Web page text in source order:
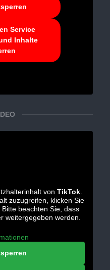
Service
Inhalte
von TikTok.
zuzugreifen, klicken Sie
beachten Sie, dass
weitergegeben werden.